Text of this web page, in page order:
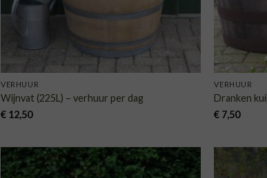
VERHUUR
Wijnvat (225L) – verhuur per dag
€ 12,50
VERHUUR
Dranken
€ 7,50